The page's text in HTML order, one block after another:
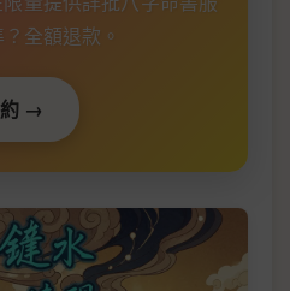
全額退款。
→